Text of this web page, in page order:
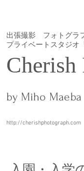
出張撮影 フォトグラ
プライベートスタジオ
Cherish
by Miho Maeba
http://cherishphotograph.com